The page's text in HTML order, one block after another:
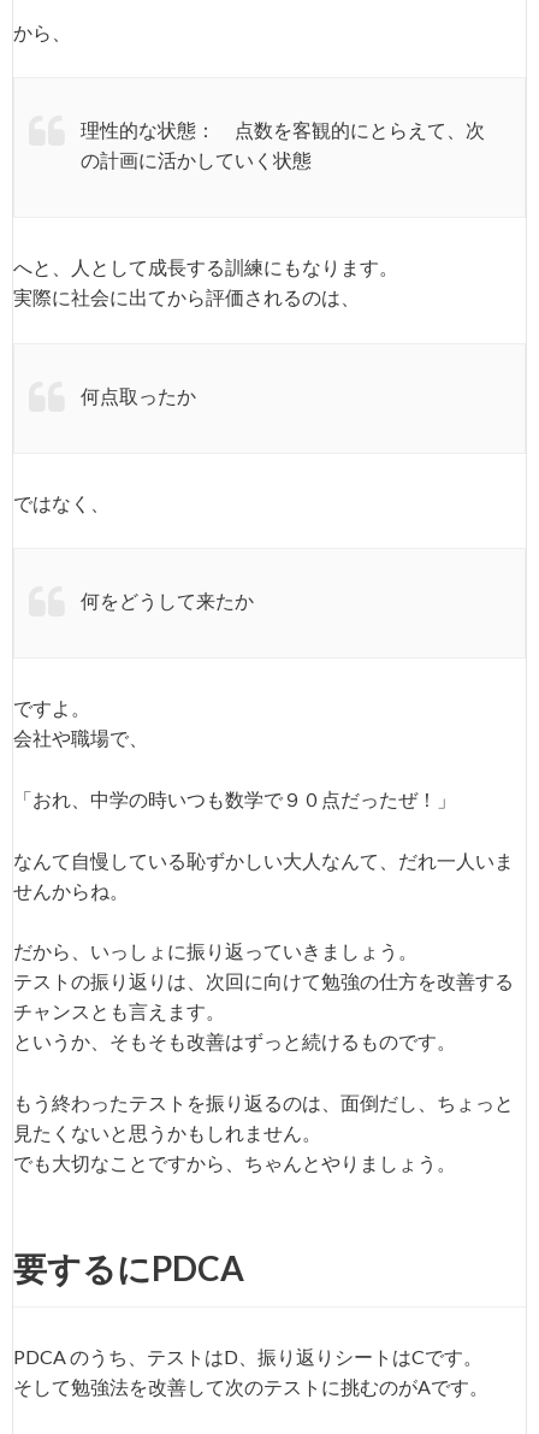
から、
理性的な状態： 点数を客観的にとらえて、次
の計画に活かしていく状態
へと、人として成長する訓練にもなります。
実際に社会に出てから評価されるのは、
何点取ったか
ではなく、
何をどうして来たか
ですよ。
会社や職場で、
「おれ、中学の時いつも数学で９０点だったぜ！」
なんて自慢している恥ずかしい大人なんて、だれ一人いま
せんからね。
だから、いっしょに振り返っていきましょう。
テストの振り返りは、次回に向けて勉強の仕方を改善する
チャンスとも言えます。
というか、そもそも改善はずっと続けるものです。
もう終わったテストを振り返るのは、面倒だし、ちょっと
見たくないと思うかもしれません。
でも大切なことですから、ちゃんとやりましょう。
要するにPDCA
PDCA のうち、テストはD、振り返りシートはCです。
そして勉強法を改善して次のテストに挑むのがAです。